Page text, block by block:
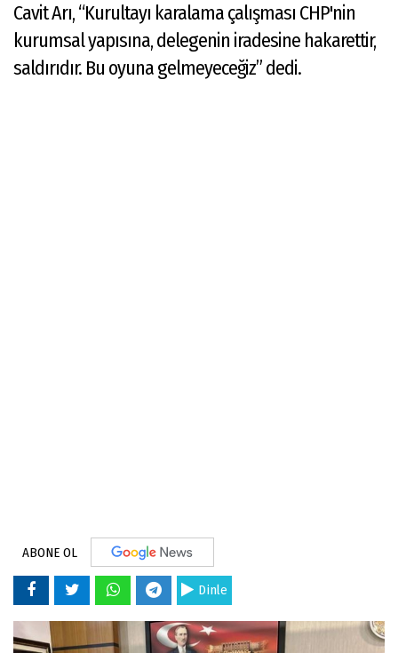
Cavit Arı, “Kurultayı karalama çalışması CHP'nin
kurumsal yapısına, delegenin iradesine hakarettir,
saldırıdır. Bu oyuna gelmeyeceğiz” dedi.
ABONE OL
Dinle